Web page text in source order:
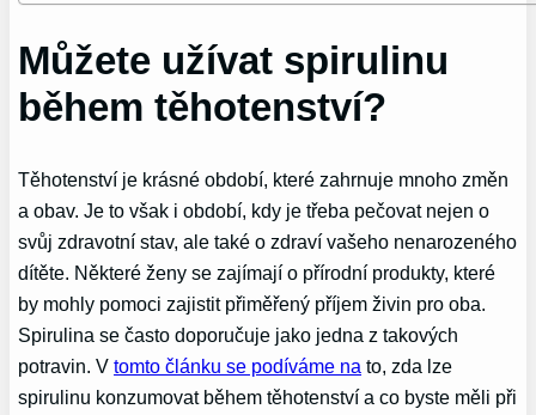
Můžete užívat spirulinu
během těhotenství?
Těhotenství je krásné období, které zahrnuje mnoho změn
a obav. Je to však i období, kdy je třeba pečovat nejen o
svůj zdravotní stav, ale také o zdraví vašeho nenarozeného
dítěte. Některé ženy se zajímají o přírodní produkty, které
by mohly pomoci zajistit přiměřený příjem živin pro oba.
Spirulina se často doporučuje jako jedna z takových
potravin. Vtomto článku se podíváme na to, zda lze
spirulinu konzumovat během těhotenství a co byste měli při